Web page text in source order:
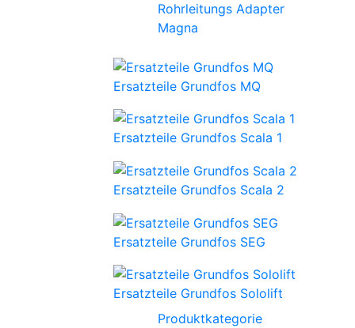
Rohrleitungs Adapter
Magna
Ersatzteile Grundfos MQ
Ersatzteile Grundfos Scala 1
Ersatzteile Grundfos Scala 2
Ersatzteile Grundfos SEG
Ersatzteile Grundfos Sololift
Produktkategorie